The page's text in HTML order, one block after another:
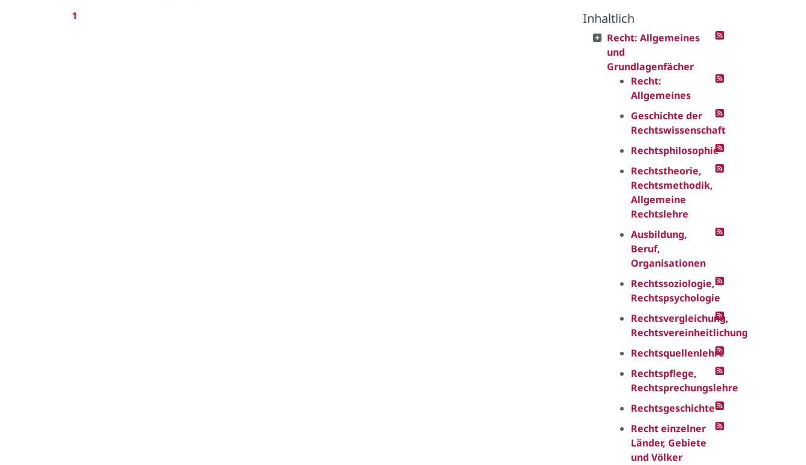
1
Inhaltlich
Recht: Allgemeines
und
Grundlagenfächer
Recht:
Allgemeines
Geschichte der
Rechtswissenschaft
Rechtsphilosophie
Rechtstheorie,
Rechtsmethodik,
Allgemeine
Rechtslehre
Ausbildung,
Beruf,
Organisationen
Rechtssoziologie,
Rechtspsychologie
Rechtsvergleichung,
Rechtsvereinheitlichung
Rechtsquellenlehre
Rechtspflege,
Rechtsprechungslehre
Rechtsgeschichte
Recht einzelner
Länder, Gebiete
und Völker